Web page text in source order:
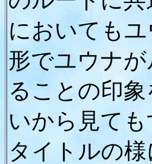
においても
形でユウナ
ることの印
いから見て
タイトルの